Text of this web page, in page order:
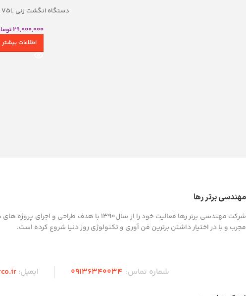
دستگاه‌های تشخیص چهره با
دستگاه‌های تشخیص چهره
دستگاه‌های تشخیص چهره
دستگاه انگشت زنی SpeedFace V5L
29,000,000
اطلاعات بیشتر
مهندسی برتر رها
شرکت مهندسی برتر رها فعالیت خود را از
مجرب و با در اختیار داشتن برترین فن آوری و تکنولوژی روز دنیا شروع کرده است.
شماره تماس: ۰۹136340034 ایمیل: